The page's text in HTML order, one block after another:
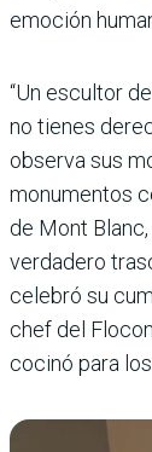
emoción
“Un escultor
no tienes
observa sus
monumentos
de Mont
verdadero
celebró su
chef del
cocinó para